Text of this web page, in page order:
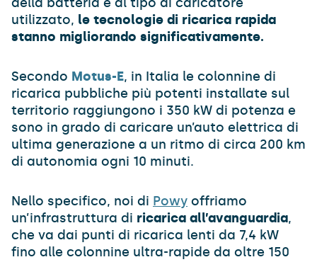
utilizzato, le tecnologie di ricarica rapida
stanno migliorando significativamente.
Secondo Motus-E, in Italia le colonnine di
ricarica pubbliche più potenti installate sul
territorio raggiungono i 350 kW di potenza e
sono in grado di caricare un’auto elettrica di
ultima generazione a un ritmo di circa 200 km
di autonomia ogni 10 minuti.
Nello specifico, noi di Powy offriamo
un’infrastruttura di ricarica all’avanguardia,
che va dai punti di ricarica lenti da 7,4 kW
fino alle colonnine ultra-rapide da oltre 150